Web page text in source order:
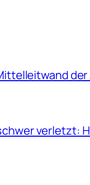
der
verletzt: